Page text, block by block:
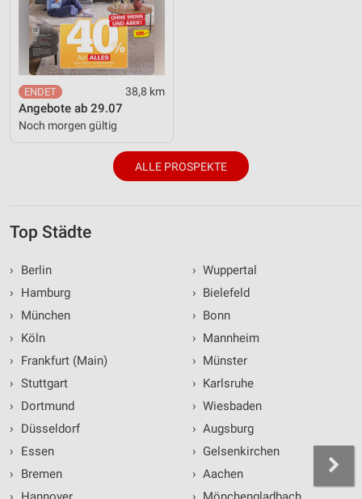
38,8 km
Angebote ab 29.07
Noch morgen gültig
ALLE PROSPEKTE
Top Städte
›
Berlin
›
Hamburg
›
München
›
Köln
›
Frankfurt (Main)
› Stuttgart
›
Dortmund
›
Düsseldorf
›
Essen
›
Bremen
› Wuppertal
› Bielefeld
› Bonn
› Mannheim
› Münster
› Karlsruhe
› Wiesbaden
› Augsburg
› Gelsenkirchen
› Aachen